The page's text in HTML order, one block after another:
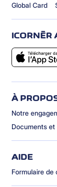
Global Card
ICORNÈR
À
Notre
Documents
AIDE
Formulaire de